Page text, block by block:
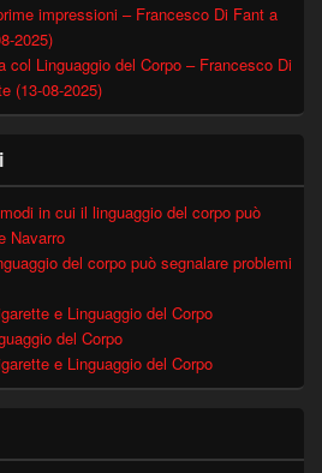
impressioni – Francesco Di Fant a
2025)
Linguaggio del Corpo – Francesco Di
(13-08-2025)
in cui il linguaggio del corpo può
Navarro
del corpo può segnalare problemi
e Linguaggio del Corpo
del Corpo
e Linguaggio del Corpo